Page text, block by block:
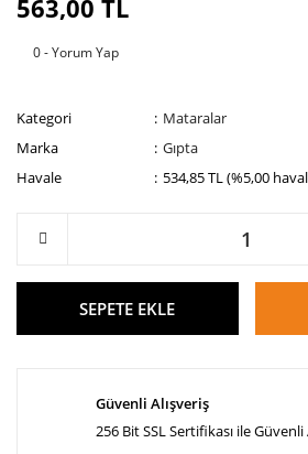
563,00 TL
0 - Yorum Yap
Kategori
Mataralar
Marka
Gıpta
Havale
534,85 TL (%5,00
SEPETE EKLE
Güvenli Alışveriş
256 Bit SSL Sertifikası ile Güvenli